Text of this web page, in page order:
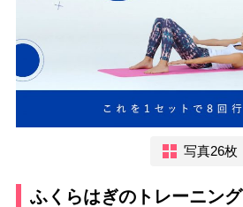
写真26枚
ふくらはぎのトレーニング